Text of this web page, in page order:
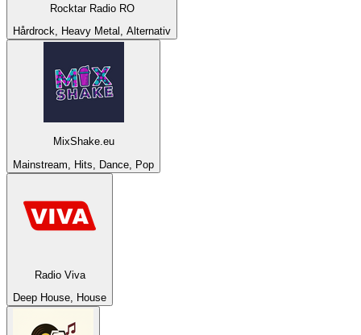
Rocktar Radio RO
Hårdrock, Heavy Metal, Alternativ
MixShake.eu
Mainstream, Hits, Dance, Pop
Radio Viva
Deep House, House